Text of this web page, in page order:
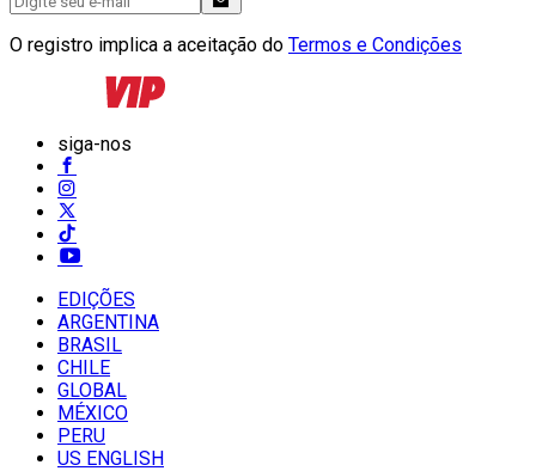
O registro implica a aceitação do Termos e Condições
siga-nos
EDIÇÕES
ARGENTINA
BRASIL
CHILE
GLOBAL
MÉXICO
PERU
US ENGLISH